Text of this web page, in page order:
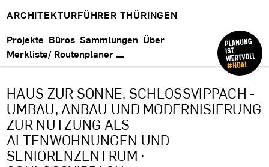
ARCHITEKTURFÜHRER THÜRINGEN
Projekte Büros Sammlungen Über
Merkliste/ Routenplaner
HAUS ZUR SONNE, SCHLOSSVIPPACH - U
MBAU, ANBAU UND MODERNISIERUNG Z
UR NUTZUNG ALS A
LTENWOHNUNGEN UND S
ENIORENZENTRUM · S